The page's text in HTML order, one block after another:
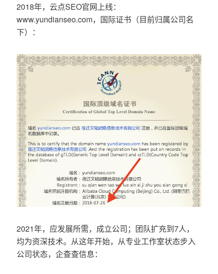
2018年，云点SEO官网上线：
www.yundianseo.com，国际证书（目前归属公司名
下）：
2021年，应发展所需，成立公司；团队扩充到7人，
均为资深技术。从这年开始，从专业工作室状态步入
公司状态，企查查信息：